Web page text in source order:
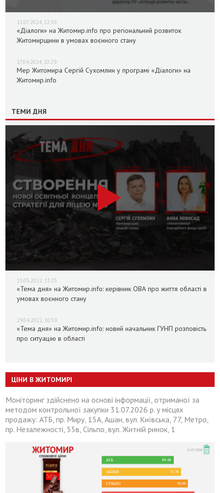
12.07.2024, 12:36
«Діалоги» на Житомир.info про регіональний розвиток
Житомирщини в умовах воєнного стану
17.04.2024, 10:29
Мер Житомира Сергій Сухомлин у програмі «Діалоги» на
Житомир.info
ТЕМИ ДНЯ
13.05.2022, 13:25
«Тема дня» на Житомир.info: керівник ОВА про життя області в
умовах воєнного стану
29.04.2022, 10:59
«Тема дня» на Житомир.info: новий начальник ГУНП розповість
про ситуацію в області
ЦІНИ В ЖИТОМИРІ
Моніторинг здійснено на основі інформації, отриманої за
методом контрольної закупки 31.07.2026 р. у місцях
продажу: АТБ, пр. Миру, 15А, Ашан, вул. Київська, 77, Метро,
пр. Незалежності, 55в, Сільпо, вул. Житній ринок, 1